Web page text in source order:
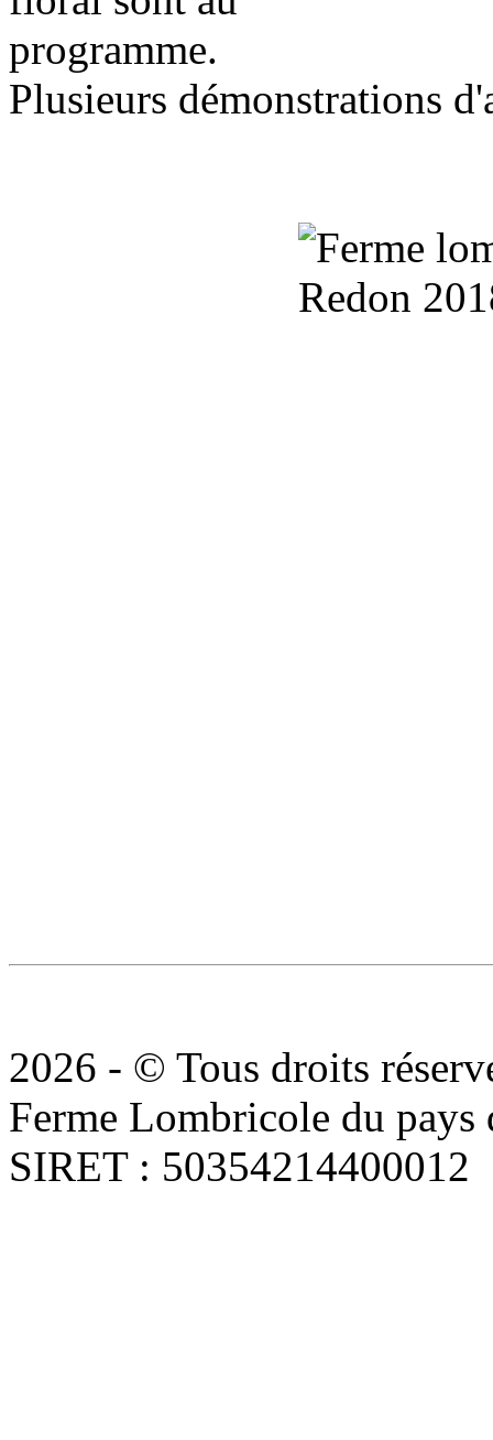
Plusieurs démonstrations
2026 - © Tous droits
Ferme Lombricole du pays
SIRET : 50354214400012